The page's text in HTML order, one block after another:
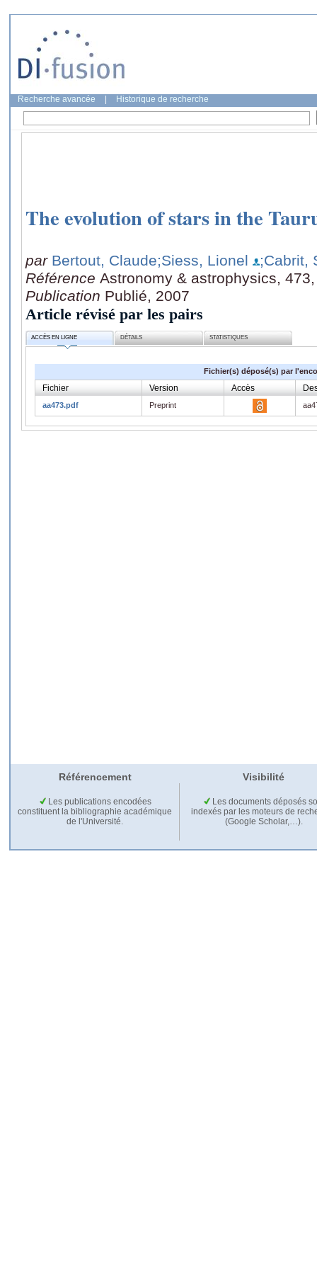
Recherche avancée Historique de recherche
The evolution of stars in the
par Bertout, Claude;Siess, Lionel
;Cabrit,
Référence Astronomy & astrophysics,
Publication Publié, 2007
Article révisé par les pairs
ACCÈS EN LIGNE DÉTAILS STATISTIQUES
Fichier(s) déposé(s) par
Fichier Version Accès
aa473.pdf Preprint
Référencement Visibilité
Les publications encodées
constituent la bibliographie académique
de l'Université.
Les documents déposés
indexés par les moteurs de
(Google Scholar,…).